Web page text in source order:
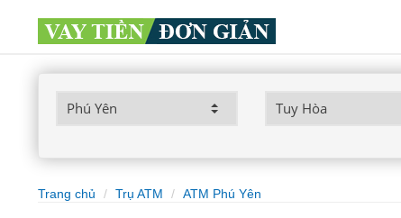
Trang chủ Trụ ATM ATM Phú Yên